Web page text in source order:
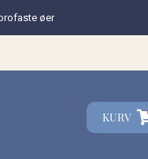
øer
KURV